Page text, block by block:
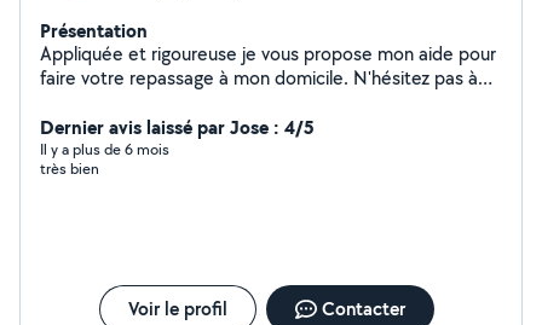
Présentation
Appliquée et rigoureuse je vous propose mon aide pour
faire votre repassage à mon domicile. N'hésitez pas à
Dernier avis laissé par Jose : 4/5
Il y a plus de 6 mois
très bien
Voir le profil Contacter